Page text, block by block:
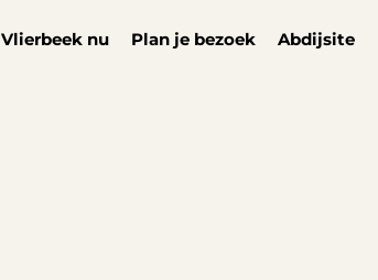
Vlierbeek nu Plan je bezoek Abdijsite